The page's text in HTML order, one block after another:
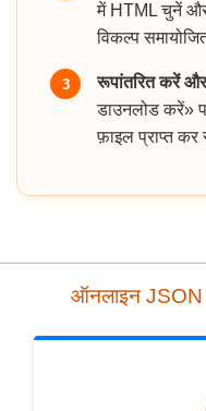
में HTML चुनें और
विकल्प
3 रूपांतरित करें
डाउनलोड करें»
फ़ाइल प्राप्त
ऑनलाइन